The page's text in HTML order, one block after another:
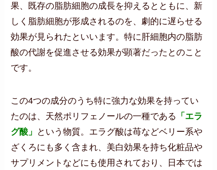
果、既存の脂肪細胞の成長を抑えるとともに、新
しく脂肪細胞が形成されるのを、劇的に遅らせる
効果が見られたといいます。特に肝細胞内の脂肪
酸の代謝を促進させる効果が顕著だったとのこと
です。
この4つの成分のうち特に強力な効果を持ってい
たのは、天然ポリフェノールの一種である 「エラ
グ酸」
という物質。エラグ酸は苺などベリー系や
ざくろにも多く含まれ、美白効果を持ち化粧品や
サプリメントなどにも使用されており、日本では